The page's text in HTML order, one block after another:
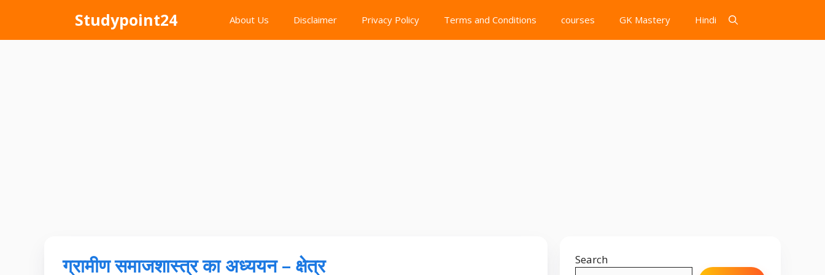
content
Studypoint24 About Us Disclaimer Privacy Policy Terms and Conditions courses GK Mastery Hindi
ग्रामीण समाजशास्त्र का अध्ययन – क्षेत्र Search